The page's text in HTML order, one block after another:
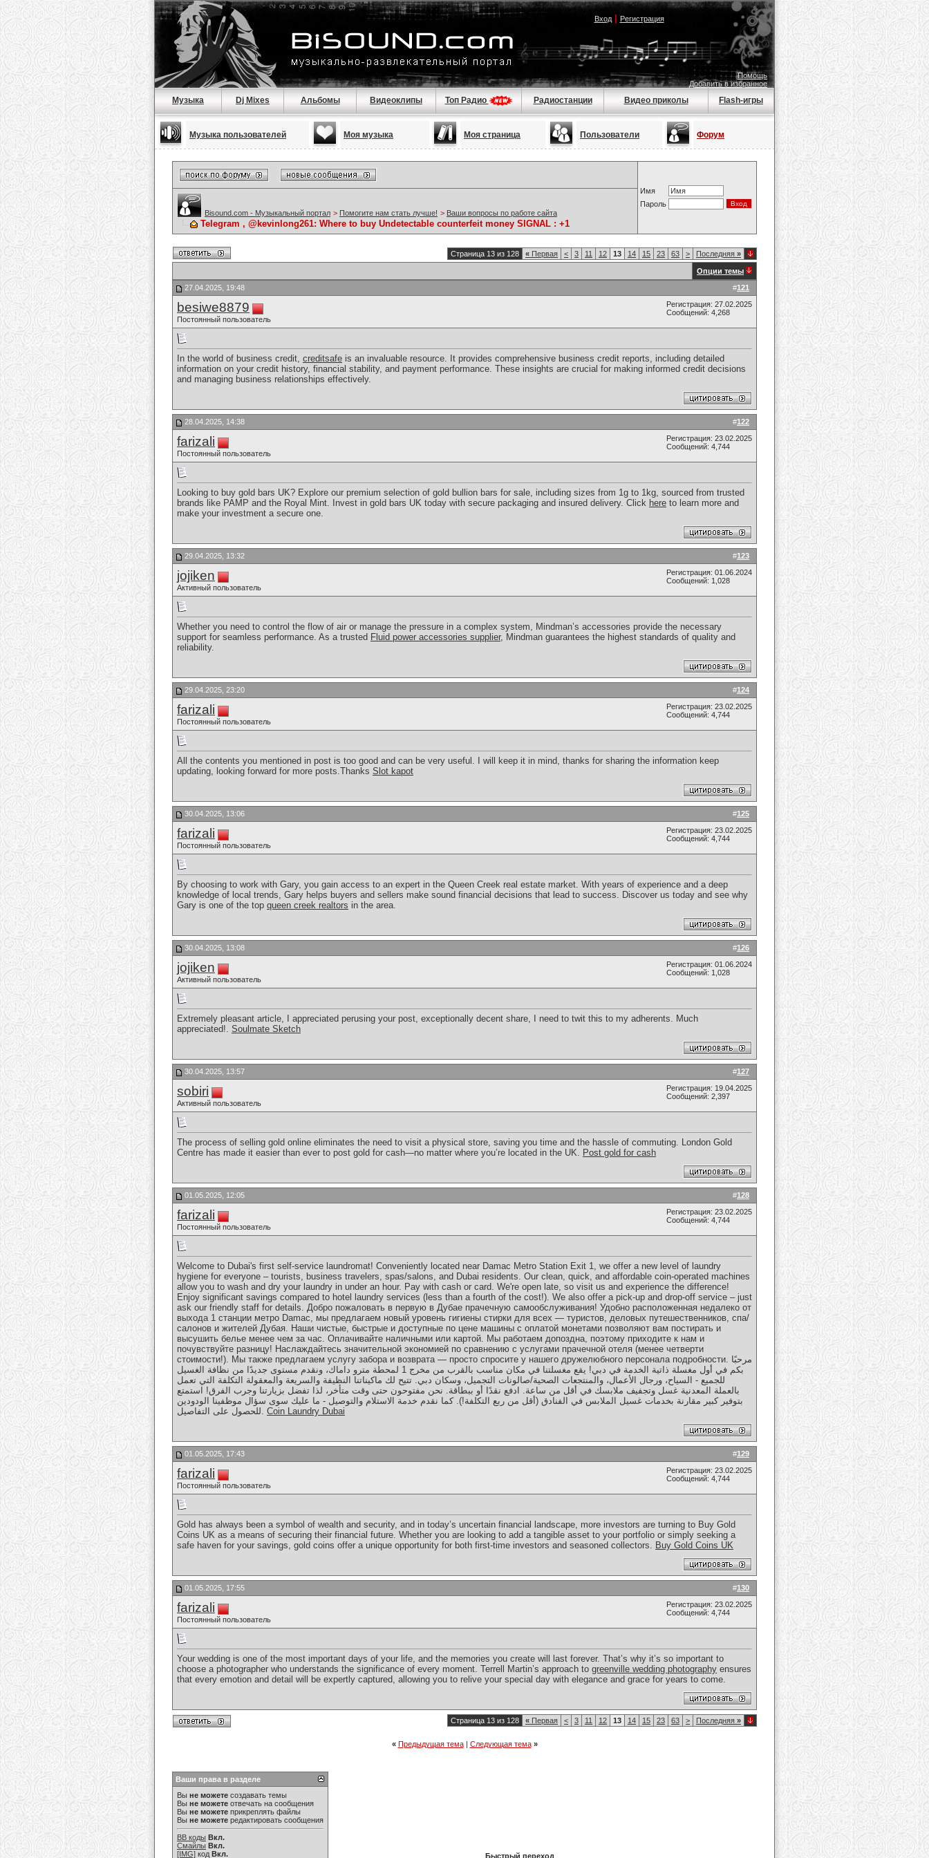
Вход| Регистрация
Помощь
Добавить в избранное
Музыка Dj Mixes Альбомы Видеоклипы Топ Радио Радиостанции Видео приколы Flash-игры
Музыка пользователей Моя музыка Моя страница Пользователи Форум
Имя
Пароль
Bisound.com - Музыкальный портал > Помогите нам стать лучше! > Ваши вопросы по работе сайта
Telegram , @kevinlong261: Where to buy Undetectable counterfeit money SIGNAL : +1
Страница 13 из 128 « Первая < 3 11 12 13 14 15 23 63 > Последняя »
Опции темы
#121
27.04.2025, 19:48
besiwe8879
Постоянный пользователь
Регистрация: 27.02.2025
Сообщений: 4,268
In the world of business credit, creditsafe is an invaluable resource. It provides comprehensive business credit reports, including detailed
information on your credit history, financial stability, and payment performance. These insights are crucial for making informed credit decisions
and managing business relationships effectively.
#122
28.04.2025, 14:38
farizali
Постоянный пользователь
Регистрация: 23.02.2025
Сообщений: 4,744
Looking to buy gold bars UK? Explore our premium selection of gold bullion bars for sale, including sizes from 1g to 1kg, sourced from trusted
brands like PAMP and the Royal Mint. Invest in gold bars UK today with secure packaging and insured delivery. Click here to learn more and
make your investment a secure one.
#123
29.04.2025, 13:32
jojiken
Активный пользователь
Регистрация: 01.06.2024
Сообщений: 1,028
Whether you need to control the flow of air or manage the pressure in a complex system, Mindman’s accessories provide the necessary
support for seamless performance. As a trusted Fluid power accessories supplier, Mindman guarantees the highest standards of quality and
reliability.
#124
29.04.2025, 23:20
farizali
Постоянный пользователь
Регистрация: 23.02.2025
Сообщений: 4,744
All the contents you mentioned in post is too good and can be very useful. I will keep it in mind, thanks for sharing the information keep
updating, looking forward for more posts.Thanks Slot kapot
#125
30.04.2025, 13:06
farizali
Постоянный пользователь
Регистрация: 23.02.2025
Сообщений: 4,744
By choosing to work with Gary, you gain access to an expert in the Queen Creek real estate market. With years of experience and a deep
knowledge of local trends, Gary helps buyers and sellers make sound financial decisions that lead to success. Discover us today and see why
Gary is one of the top queen creek realtors in the area.
#126
30.04.2025, 13:08
jojiken
Активный пользователь
Регистрация: 01.06.2024
Сообщений: 1,028
Extremely pleasant article, I appreciated perusing your post, exceptionally decent share, I need to twit this to my adherents. Much
appreciated!. Soulmate Sketch
#127
30.04.2025, 13:57
sobiri
Активный пользователь
Регистрация: 19.04.2025
Сообщений: 2,397
The process of selling gold online eliminates the need to visit a physical store, saving you time and the hassle of commuting. London Gold
Centre has made it easier than ever to post gold for cash—no matter where you’re located in the UK. Post gold for cash
#128
01.05.2025, 12:05
farizali
Постоянный пользователь
Регистрация: 23.02.2025
Сообщений: 4,744
Welcome to Dubai's first self-service laundromat! Conveniently located near Damac Metro Station Exit 1, we offer a new level of laundry
hygiene for everyone – tourists, business travelers, spas/salons, and Dubai residents. Our clean, quick, and affordable coin-operated machines
allow you to wash and dry your laundry in under an hour. Pay with cash or card. We're open late, so visit us and experience the difference!
Enjoy significant savings compared to hotel laundry services (less than a fourth of the cost!). We also offer a pick-up and drop-off service – just
ask our friendly staff for details. Добро пожаловать в первую в Дубае прачечную самообслуживания! Удобно расположенная недалеко от
выхода 1 станции метро Damac, мы предлагаем новый уровень гигиены стирки для всех — туристов, деловых путешественников, спа/
салонов и жителей Дубая. Наши чистые, быстрые и доступные по цене машины с оплатой монетами позволяют вам постирать и
высушить белье менее чем за час. Оплачивайте наличными или картой. Мы работаем допоздна, поэтому приходите к нам и
почувствуйте разницу! Наслаждайтесь значительной экономией по сравнению с услугами прачечной отеля (менее четверти
стоимости!). Мы также предлагаем услугу забора и возврата — просто спросите у нашего дружелюбного персонала подробности. مرحبًا
بكم في أول مغسلة ذاتية الخدمة في دبي! يقع مغسلتنا في مكان مناسب بالقرب من مخرج 1 لمحطة مترو داماك، ونقدم مستوى جديدًا من نظافة الغسيل
للجميع - السياح، ورجال الأعمال، والمنتجعات الصحية/صالونات التجميل، وسكان دبي. تتيح لك ماكيناتنا النظيفة والسريعة والمعقولة التكلفة التي تعمل
بالعملة المعدنية غسل وتجفيف ملابسك في أقل من ساعة. ادفع نقدًا أو ببطاقة. نحن مفتوحون حتى وقت متأخر، لذا تفضل بزيارتنا وجرب الفرق! استمتع
بتوفير كبير مقارنة بخدمات غسيل الملابس في الفنادق (أقل من ربع التكلفة!). كما نقدم خدمة الاستلام والتوصيل - ما عليك سوى سؤال موظفينا الودودين
للحصول على التفاصيل. Coin Laundry Dubai
#129
01.05.2025, 17:43
farizali
Постоянный пользователь
Регистрация: 23.02.2025
Сообщений: 4,744
Gold has always been a symbol of wealth and security, and in today’s uncertain financial landscape, more investors are turning to Buy Gold
Coins UK as a means of securing their financial future. Whether you are looking to add a tangible asset to your portfolio or simply seeking a
safe haven for your savings, gold coins offer a unique opportunity for both first-time investors and seasoned collectors. Buy Gold Coins UK
#130
01.05.2025, 17:55
farizali
Постоянный пользователь
Регистрация: 23.02.2025
Сообщений: 4,744
Your wedding is one of the most important days of your life, and the memories you create will last forever. That’s why it’s so important to
choose a photographer who understands the significance of every moment. Terrell Martin’s approach to greenville wedding photography ensures
that every emotion and detail will be expertly captured, allowing you to relive your special day with elegance and grace for years to come.
Страница 13 из 128 « Первая < 3 11 12 13 14 15 23 63 > Последняя »
« Предыдущая тема| Следующая тема »
Ваши права в разделе
Вы не можете создавать темы
Вы не можете отвечать на сообщения
Вы не можете прикреплять файлы
Вы не можете редактировать сообщения
BB коды Вкл.
Смайлы Вкл.
[IMG] код Вкл. Быстрый переход